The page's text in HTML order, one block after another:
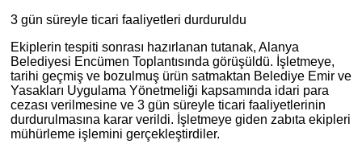
3 gün süreyle ticari faaliyetleri durduruldu
Ekiplerin tespiti sonrası hazırlanan tutanak, Alanya
Belediyesi Encümen Toplantısında görüşüldü. İşletmeye,
tarihi geçmiş ve bozulmuş ürün satmaktan Belediye Emir ve
Yasakları Uygulama Yönetmeliği kapsamında idari para
cezası verilmesine ve 3 gün süreyle ticari faaliyetlerinin
durdurulmasına karar verildi. İşletmeye giden zabıta ekipleri
mühürleme işlemini gerçekleştirdiler.